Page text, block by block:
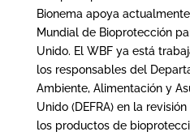
Bionema apoya
Mundial de Bioprotección
Unido. El WBF ya está
los responsables del
Ambiente, Alimentación y
Unido (DEFRA) en la
los productos de